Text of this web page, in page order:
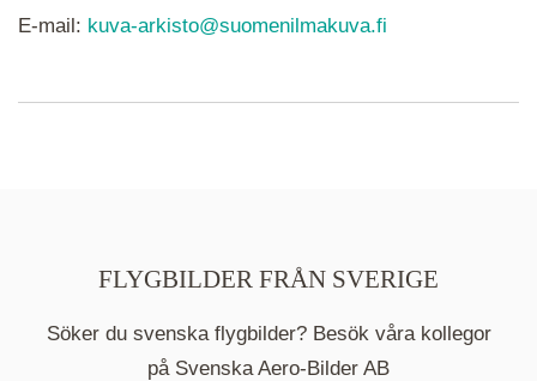
E-mail: kuva-arkisto@suomenilmakuva.fi
FLYGBILDER FRÅN SVERIGE
Söker du svenska flygbilder? Besök våra kollegor
på Svenska Aero-Bilder AB